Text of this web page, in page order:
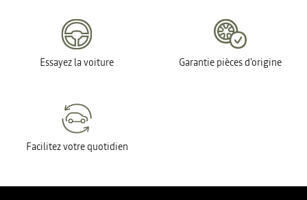
Essayez la voiture Garantie pièces d'origine
Facilitez votre quotidien